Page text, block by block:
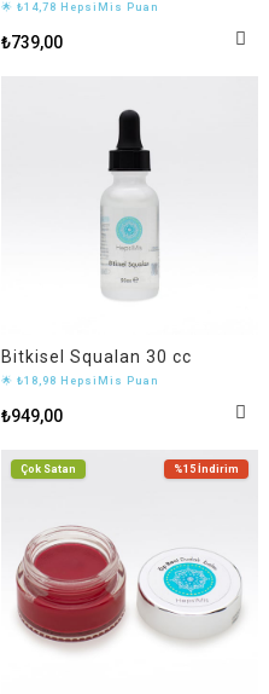
🌟 ₺14,78 HepsiMis Puan
₺739,00
Bitkisel Squalan 30 cc
🌟 ₺18,98 HepsiMis Puan
₺949,00
%15 İndirim
Çok Satan